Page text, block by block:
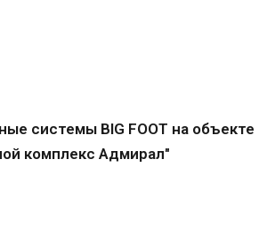
системы BIG FOOT на объекте
комплекс Адмирал"